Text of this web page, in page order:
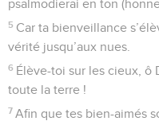
psalmodierai en ton
5 Car ta bienveillance
vérité jusqu’aux nues.
6 Élève-toi sur les cieux, ô
toute la terre !
7 Afin que tes bien-aimés